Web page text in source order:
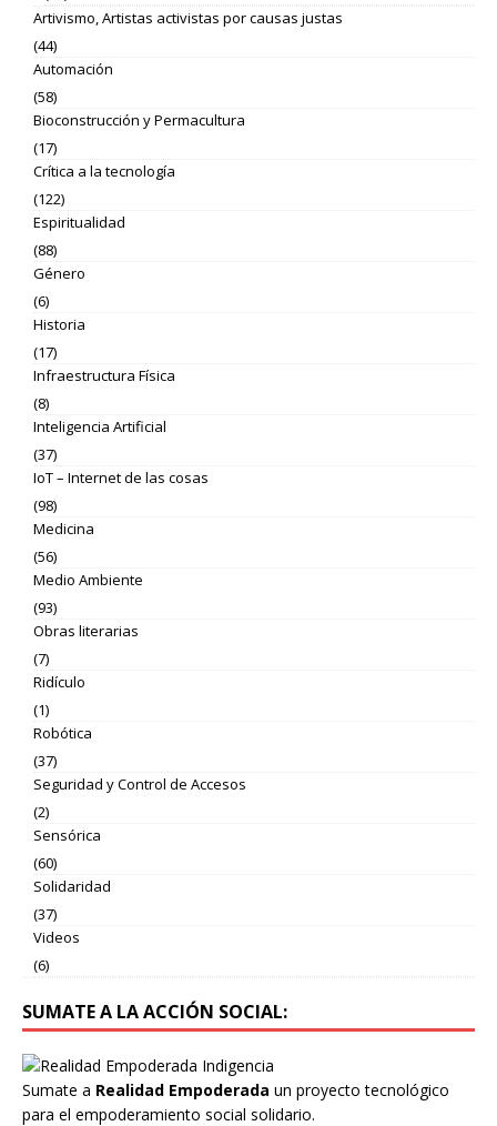
Artivismo, Artistas activistas por causas justas
(44)
Automación
(58)
Bioconstrucción y Permacultura
(17)
Crítica a la tecnología
(122)
Espiritualidad
(88)
Género
(6)
Historia
(17)
Infraestructura Física
(8)
Inteligencia Artificial
(37)
IoT – Internet de las cosas
(98)
Medicina
(56)
Medio Ambiente
(93)
Obras literarias
(7)
Ridículo
(1)
Robótica
(37)
Seguridad y Control de Accesos
(2)
Sensórica
(60)
Solidaridad
(37)
Videos
(6)
SUMATE A LA ACCIÓN SOCIAL:
Sumate a Realidad Empoderada un proyecto tecnológico
para el empoderamiento social solidario.